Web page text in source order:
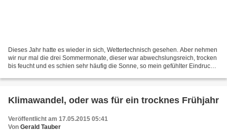
Dieses Jahr hatte es wieder in sich, Wettertechnisch gesehen. Aber nehmen
wir nur mal die drei Sommermonate, dieser war abwechslungsreich, trocken
bis feucht und es schien sehr häufig die Sonne, so mein gefühlter Eindruck.
Klimawandel, oder was für ein trocknes Frühjahr
Veröffentlicht am 17.05.2015 05:41
Von Gerald Tauber